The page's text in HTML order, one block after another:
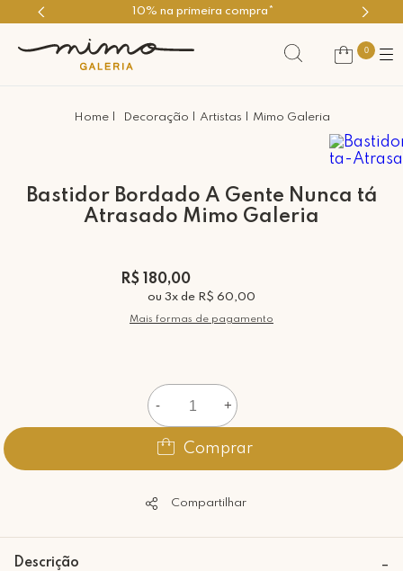
Use o cupom PRIMEIROMIMO
0
Decoração Artistas Mimo Galeria
Bastidor Bordado A Gente Nunca tá
Atrasado Mimo Galeria
R$ 180,00
ou 3x de R$ 60,00
Mais formas de pagamento
- +
Comprar
Compartilhar
Descrição